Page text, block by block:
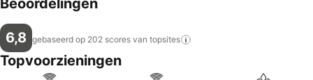
Beoordelingen
6,8 gebaseerd op 202 scores van topsites
Topvoorzieningen